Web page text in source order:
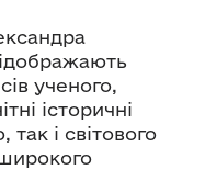
ученого,
історичні
так і світового